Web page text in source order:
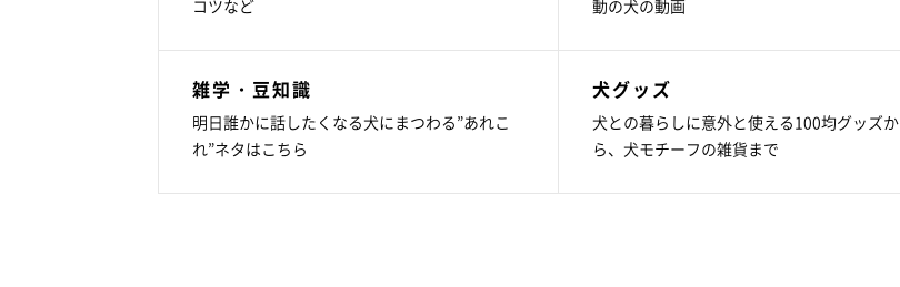
コツなど
動の犬の動画
雑学・豆知識
明日誰かに話したくなる犬にまつわる”あれこ
れ”ネタはこちら
犬グッズ
犬との暮らしに意外と使える100均グッズか
ら、犬モチーフの雑貨まで